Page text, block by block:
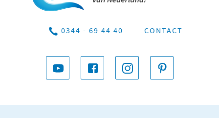
0344 - 69 44 40 CONTACT